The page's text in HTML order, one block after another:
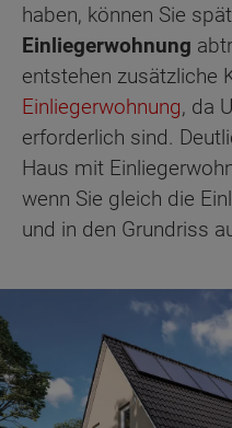
haben, können Sie
Einliegerwohnung
entstehen zusätzliche
Einliegerwohnung, da
erforderlich sind.
Haus mit
wenn Sie gleich die
und in den Grundriss